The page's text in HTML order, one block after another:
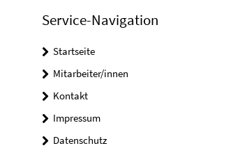
Service-Navigation
Startseite
Mitarbeiter/innen
Kontakt
Impressum
Datenschutz